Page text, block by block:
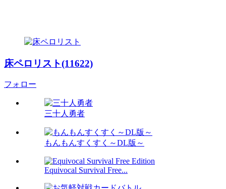
床ペロリスト(11622)
フォロー
三十人勇者
もんもんすくすく～DL版～
Equivocal Survival Free...